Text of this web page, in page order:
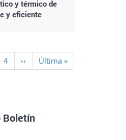
y térmico de
y eficiente
Page
4
Siguiente
página
››
Última
página
Última »
Boletín